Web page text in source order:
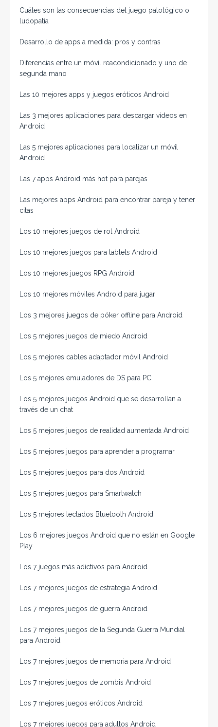
Cuáles son las consecuencias del juego patológico o
ludopatía
Desarrollo de apps a medida: pros y contras
Diferencias entre un móvil reacondicionado y uno de
segunda mano
Las 10 mejores apps y juegos eróticos Android
Las 3 mejores aplicaciones para descargar vídeos en
Android
Las 5 mejores aplicaciones para localizar un móvil
Android
Las 7 apps Android más hot para parejas
Las mejores apps Android para encontrar pareja y tener
citas
Los 10 mejores juegos de rol Android
Los 10 mejores juegos para tablets Android
Los 10 mejores juegos RPG Android
Los 10 mejores móviles Android para jugar
Los 3 mejores juegos de póker offline para Android
Los 5 mejores juegos de miedo Android
Los 5 mejores cables adaptador móvil Android
Los 5 mejores emuladores de DS para PC
Los 5 mejores juegos Android que se desarrollan a
través de un chat
Los 5 mejores juegos de realidad aumentada Android
Los 5 mejores juegos para aprender a programar
Los 5 mejores juegos para dos Android
Los 5 mejores juegos para Smartwatch
Los 5 mejores teclados Bluetooth Android
Los 6 mejores juegos Android que no están en Google
Play
Los 7 juegos más adictivos para Android
Los 7 mejores juegos de estrategia Android
Los 7 mejores juegos de guerra Android
Los 7 mejores juegos de la Segunda Guerra Mundial
para Android
Los 7 mejores juegos de memoria para Android
Los 7 mejores juegos de zombis Android
Los 7 mejores juegos eróticos Android
Los 7 mejores juegos para adultos Android